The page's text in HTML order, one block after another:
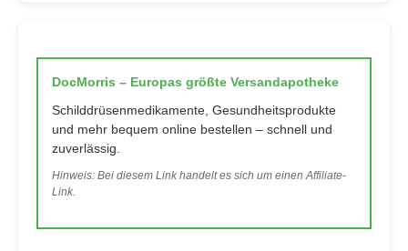
DocMorris – Europas größte Versandapotheke
Schilddrüsenmedikamente, Gesundheitsprodukte
und mehr bequem online bestellen – schnell und
zuverlässig.
Hinweis: Bei diesem Link handelt es sich um einen Affiliate-
Link.